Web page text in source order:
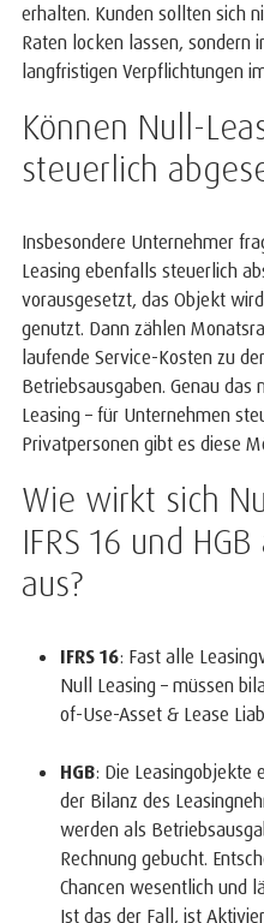
erhalten. Kunden sollten sich
Raten locken lassen, sondern
langfristigen Verpflichtungen
Können Null-
steuerlich
Insbesondere Unternehmer
Leasing ebenfalls steuerlich
vorausgesetzt, das Objekt
genutzt. Dann zählen
laufende Service-Kosten zu
Betriebsausgaben. Genau
Leasing – für Unternehmen
Privatpersonen gibt es diese
Wie wirkt sich
IFRS 16 und
aus?
IFRS 16: Fast alle
Null Leasing – müssen
of-Use-Asset & Lease
HGB: Die Leasingobjekte
der Bilanz des
werden als
Rechnung gebucht.
Chancen wesentlich und
Ist das der Fall, ist